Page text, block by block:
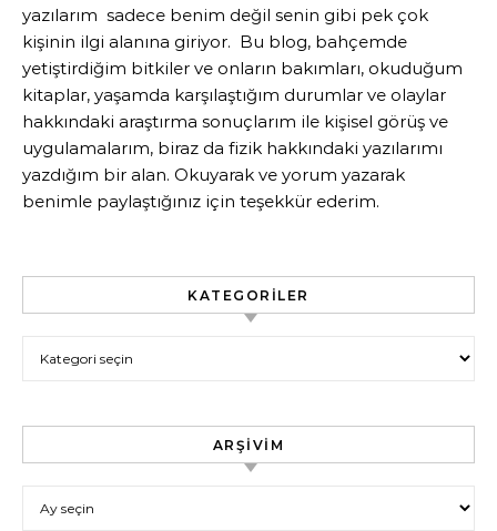
yazılarım sadece benim değil senin gibi pek çok
kişinin ilgi alanına giriyor. Bu blog, bahçemde
yetiştirdiğim bitkiler ve onların bakımları, okuduğum
kitaplar, yaşamda karşılaştığım durumlar ve olaylar
hakkındaki araştırma sonuçlarım ile kişisel görüş ve
uygulamalarım, biraz da fizik hakkındaki yazılarımı
yazdığım bir alan. Okuyarak ve yorum yazarak
benimle paylaştığınız için teşekkür ederim.
KATEGORILER
ARŞIVIM